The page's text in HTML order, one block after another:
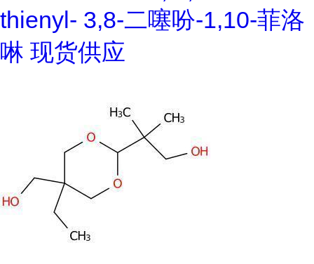
thienyl- 3,8-二噻吩-1,10-菲洛
啉 现货供应